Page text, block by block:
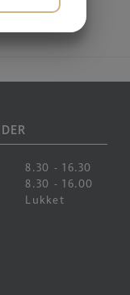
8.30 - 16.30
8.30 - 16.00
Lukket